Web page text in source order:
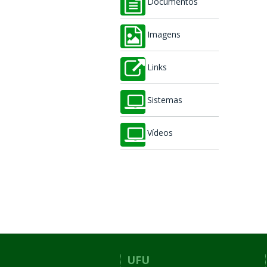
Documentos
Imagens
Links
Sistemas
Vídeos
UFU